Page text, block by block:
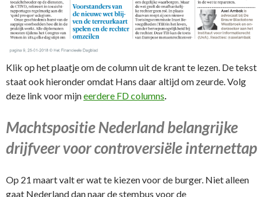
Klik op het plaatje om de column uit de krant te lezen. De tekst
staat ook hieronder omdat Hans daar altijd om zeurde. Volg
deze link voor mijneerdere FD columns.
Machtspositie Nederland belangrijke
drijfveer voor controversiële internettap
Op 21 maart valt er wat te kiezen voor de burger. Niet alleen
gaat Nederland dan naar de stembus voor de